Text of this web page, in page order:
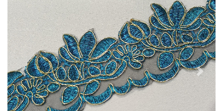
Previous Next